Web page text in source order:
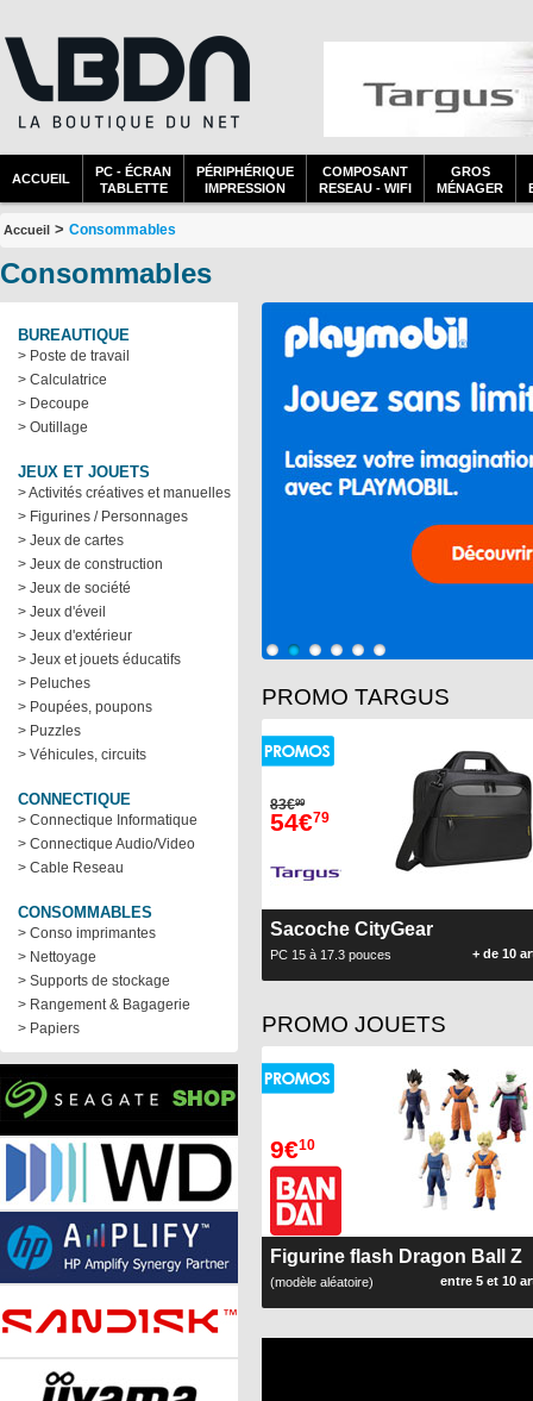
ACCUEIL
PC - ÉCRAN
TABLETTE
PÉRIPHÉRIQUE
IMPRESSION
COMPOSANT
RESEAU - WIFI
GROS
MÉNAGER
Accueil > Consommables
Consommables
BUREAUTIQUE
> Poste de travail
> Calculatrice
> Decoupe
> Outillage
JEUX ET JOUETS
> Activités créatives et manuelles
> Figurines / Personnages
> Jeux de cartes
> Jeux de construction
> Jeux de société
> Jeux d'éveil
> Jeux d'extérieur
> Jeux et jouets éducatifs
> Peluches
> Poupées, poupons
> Puzzles
> Véhicules, circuits
CONNECTIQUE
> Connectique Informatique
> Connectique Audio/Video
> Cable Reseau
CONSOMMABLES
> Conso imprimantes
> Nettoyage
> Supports de stockage
> Rangement & Bagagerie
> Papiers
PROMO TARGUS
83€99
54€79
Sacoche CityGear
PC 15 à 17.3 pouces + de 10
PROMO JOUETS
9€10
Figurine flash Dragon Ball Z
(modèle aléatoire) entre 5 et 10